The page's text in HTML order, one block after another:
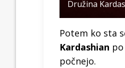
Družina
Potem ko sta
Kardashian
počnejo.